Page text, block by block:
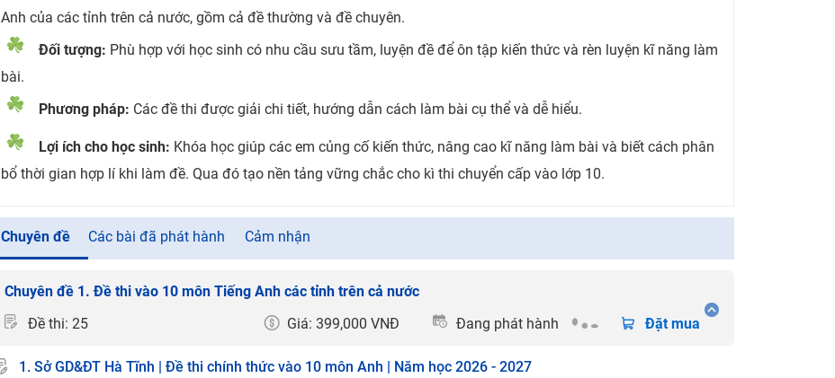
Anh của các tỉnh trên cả nước, gồm cả đề thường và đề chuyên.
Đối tượng: Phù hợp với học sinh có nhu cầu sưu tầm, luyện đề để ôn tập kiến thức và rèn luyện kĩ năng làm
bài.
Phương pháp: Các đề thi được giải chi tiết, hướng dẫn cách làm bài cụ thể và dễ hiểu.
Lợi ích cho học sinh: Khóa học giúp các em củng cố kiến thức, nâng cao kĩ năng làm bài và biết cách phân
bổ thời gian hợp lí khi làm đề. Qua đó tạo nền tảng vững chắc cho kì thi chuyển cấp vào lớp 10.
Chuyên đề Các bài đã phát hành Cảm nhận
Chuyên đề 1. Đề thi vào 10 môn Tiếng Anh các tỉnh trên cả nước
Đề thi: 25
Giá: 399,000 VNĐ Đang phát hành Đặt mua
1. Sở GD&ĐT Hà Tĩnh | Đề thi chính thức vào 10 môn Anh | Năm học 2026 - 2027